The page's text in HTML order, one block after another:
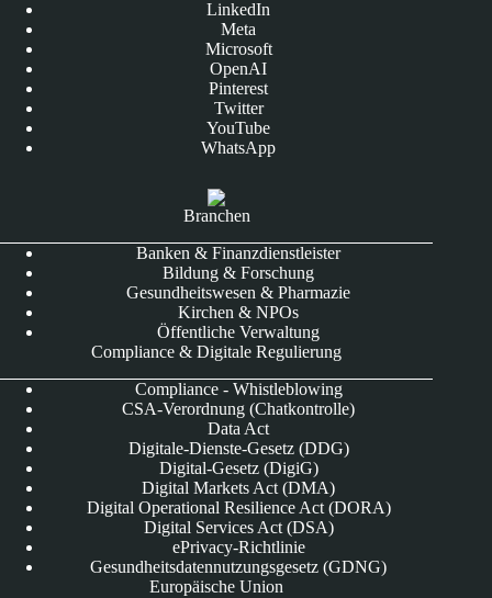
LinkedIn
Meta
Microsoft
OpenAI
Pinterest
Twitter
YouTube
WhatsApp
Branchen
Banken & Finanzdienstleister
Bildung & Forschung
Gesundheitswesen & Pharmazie
Kirchen & NPOs
Öffentliche Verwaltung
Compliance & Digitale Regulierung
Compliance - Whistleblowing
CSA-Verordnung (Chatkontrolle)
Data Act
Digitale-Dienste-Gesetz (DDG)
Digital-Gesetz (DigiG)
Digital Markets Act (DMA)
Digital Operational Resilience Act (DORA)
Digital Services Act (DSA)
ePrivacy-Richtlinie
Gesundheitsdatennutzungsgesetz (GDNG)
Europäische Union